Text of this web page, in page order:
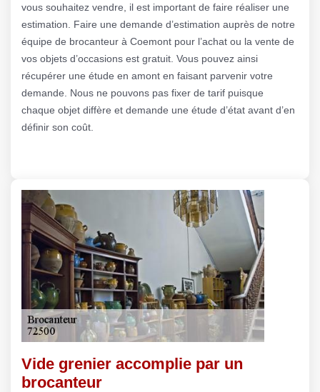
vous souhaitez vendre, il est important de faire réaliser une
estimation. Faire une demande d’estimation auprès de notre
équipe de brocanteur à Coemont pour l’achat ou la vente de
vos objets d’occasions est gratuit. Vous pouvez ainsi
récupérer une étude en amont en faisant parvenir votre
demande. Nous ne pouvons pas fixer de tarif puisque
chaque objet diffère et demande une étude d’état avant d’en
définir son coût.
Vide grenier accomplie par un
brocanteur